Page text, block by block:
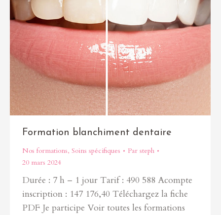
Formation blanchiment dentaire
Nos formations, Soins spécifiques Par steph
20 mars 2024
Durée : 7 h – 1 jour Tarif : 490 588 Acompte
inscription : 147 176,40 Téléchargez la fiche
PDF Je participe Voir toutes les formations